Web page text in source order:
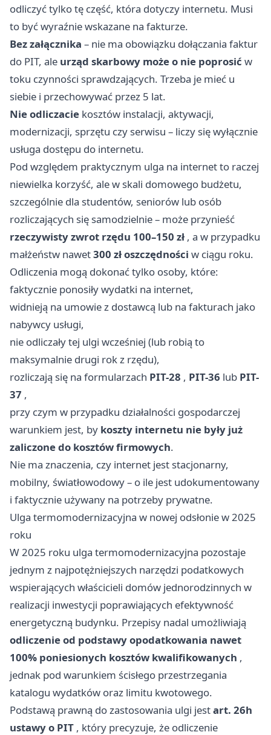
odliczyć tylko tę część, która dotyczy internetu. Musi
to być wyraźnie wskazane na fakturze.
Bez załącznika – nie ma obowiązku dołączania faktur
do PIT, ale urząd skarbowy może o nie poprosić w
toku czynności sprawdzających. Trzeba je mieć u
siebie i przechowywać przez 5 lat.
Nie odliczacie kosztów instalacji, aktywacji,
modernizacji, sprzętu czy serwisu – liczy się wyłącznie
usługa dostępu do internetu.
Pod względem praktycznym ulga na internet to raczej
niewielka korzyść, ale w skali domowego budżetu,
szczególnie dla studentów, seniorów lub osób
rozliczających się samodzielnie – może przynieść
rzeczywisty zwrot rzędu 100–150 zł , a w przypadku
małżeństw nawet300 zł oszczędności w ciągu roku.
Odliczenia mogą dokonać tylko osoby, które:
faktycznie ponosiły wydatki na internet,
widnieją na umowie z dostawcą lub na fakturach jako
nabywcy usługi,
nie odliczały tej ulgi wcześniej (lub robią to
maksymalnie drugi rok z rzędu),
rozliczają się na formularzach PIT-28 , PIT-36 lub PIT-
37 ,
przy czym w przypadku działalności gospodarczej
warunkiem jest, by koszty internetu nie były już
zaliczone do kosztów firmowych.
Nie ma znaczenia, czy internet jest stacjonarny,
mobilny, światłowodowy – o ile jest udokumentowany
i faktycznie używany na potrzeby prywatne.
Ulga termomodernizacyjna w nowej odsłonie w 2025
roku
W 2025 roku ulga termomodernizacyjna pozostaje
jednym z najpotężniejszych narzędzi podatkowych
wspierających właścicieli domów jednorodzinnych w
realizacji inwestycji poprawiających efektywność
energetyczną budynku. Przepisy nadal umożliwiają
odliczenie od podstawy opodatkowania nawet
100% poniesionych kosztów kwalifikowanych ,
jednak pod warunkiem ścisłego przestrzegania
katalogu wydatków oraz limitu kwotowego.
Podstawą prawną do zastosowania ulgi jestart. 26h
ustawy o PIT , który precyzuje, że odliczenie